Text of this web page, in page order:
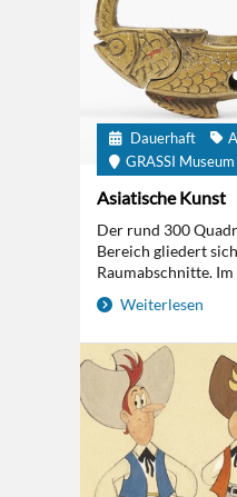
Dauerhaft
GRASSI Museum
Asiatische Kunst
Der rund 300
Bereich gliedert
Raumabschnitte.
Weiterlesen